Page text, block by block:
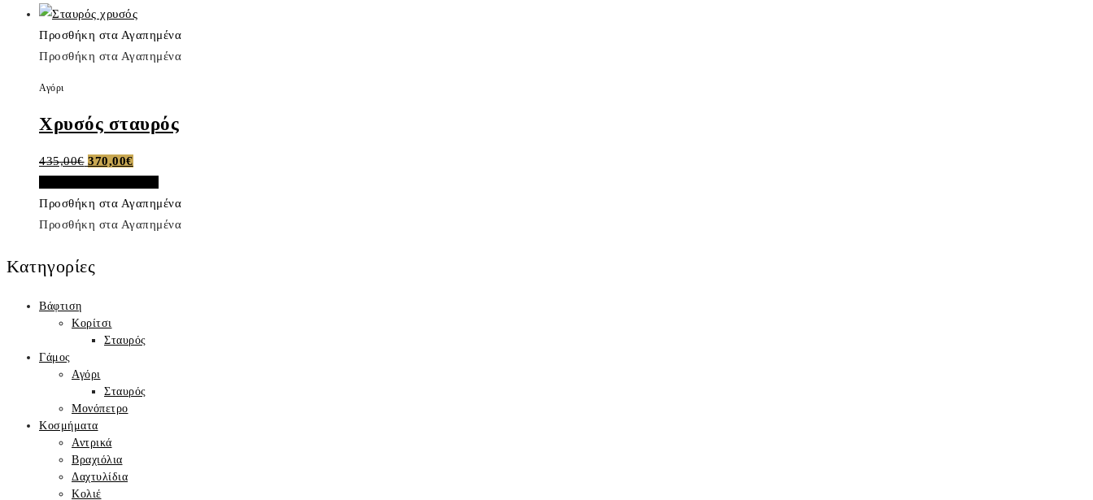
Προσθήκη στα Αγαπημένα
Προσθήκη στα Αγαπημένα
Αγόρι
Χρυσός σταυρός
435,00€ Original
price
435,00€.
370,00€Η
τρέχουσα
είναι:
370,00€.
Προσθήκη στα Αγαπημένα
Προσθήκη στα Αγαπημένα
Κατηγορίες
Βάφτιση
Κορίτσι
Σταυρός
Γάμος
Αγόρι
Σταυρός
Μονόπετρο
Κοσμήματα
Αντρικά
Βραχιόλια
Δαχτυλίδια
Κολιέ